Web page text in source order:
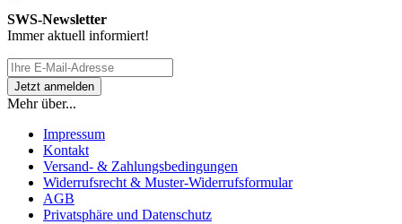
SWS-Newsletter
Immer aktuell informiert!
Mehr über...
Impressum
Kontakt
Versand- & Zahlungsbedingungen
Widerrufsrecht & Muster-Widerrufsformular
AGB
Privatsphäre und Datenschutz